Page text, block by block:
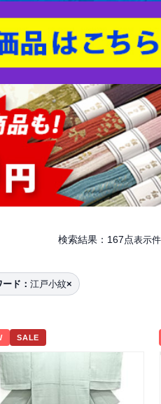
検索結果：167点表示件
ド： 江戸小紋×
SALE